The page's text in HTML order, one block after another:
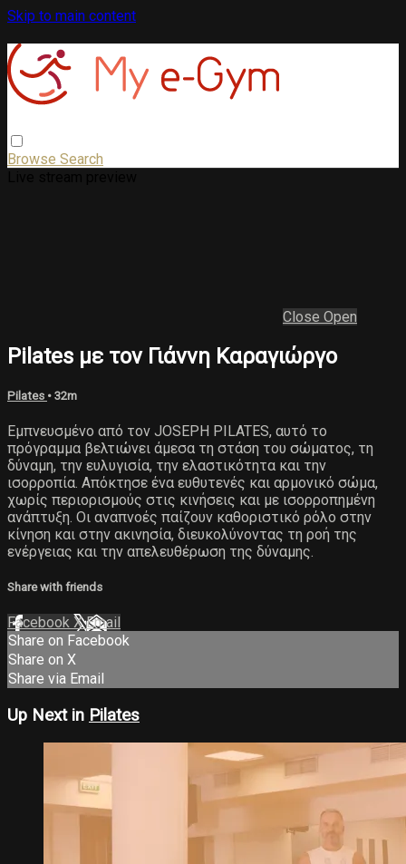
Skip to main content
Browse Search
Close Open
Pilates με τον Γιάννη Καραγιώργο
Pilates • 32m
Εμπνευσμένο από τον JOSEPH PILATES, αυτό το
πρόγραμμα βελτιώνει άμεσα τη στάση του σώματος, τη
δύναμη, την ευλυγισία, την ελαστικότητα και την
ισορροπία. Απόκτησε ένα ευθυτενές και αρμονικό σώμα,
χωρίς περιορισμούς στις κινήσεις και με ισορροπημένη
ανάπτυξη. Οι αναπνοές παίζουν καθοριστικό ρόλο στην
κίνηση και στην ακινησία, διευκολύνοντας τη ροή της
ενέργειας και την απελευθέρωση της δύναμης.
Share with friends
Facebook XEmail
Share on Facebook
Share on X
Share via Email
Up Next in Pilates